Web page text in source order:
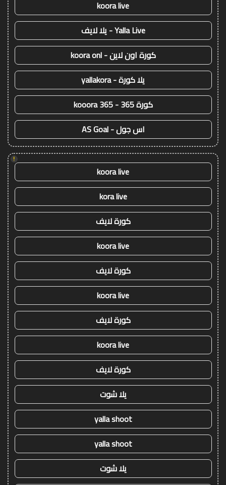
koora live
Yalla Live - يلا لايف
كورة اون لاين - koora onl
يلا كورة - yallakora
كورة 365 - kooora 365
اس جول - AS Goal
!
koora live
kora live
كورة لايف
koora live
كورة لايف
koora live
كورة لايف
koora live
كورة لايف
يلا شوت
yalla shoot
yalla shoot
يلا شوت